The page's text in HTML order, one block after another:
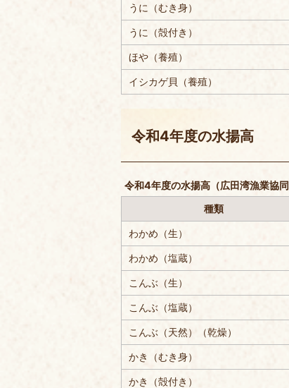
うに（むき身）
うに（殻付き）
ほや（養殖）
イシカゲ貝（養殖）
令和4年度の水揚高
令和4年度の水揚高（広田湾漁業協同
種類
わかめ（生）
わかめ（塩蔵）
こんぶ（生）
こんぶ（塩蔵）
こんぶ（天然）（乾燥）
かき（むき身）
かき（殻付き）